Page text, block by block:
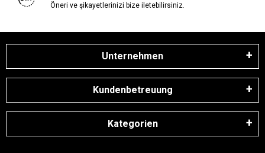
Öneri ve şikayetlerinizi bize iletebilirsiniz.
Unternehmen
Kundenbetreuung
Kategorien